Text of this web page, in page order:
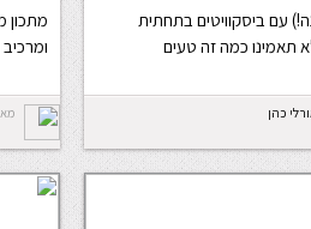
עם ביסקוויטים בתחתית
תאמינו כמה זה טעים
כהן
מתכון